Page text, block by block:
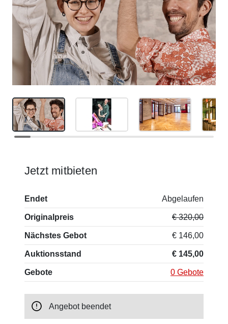
Jetzt mitbieten
Endet Abgelaufen
Originalpreis € 320,00
Nächstes Gebot € 146,00
Auktionsstand € 145,00
Gebote 0 Gebote
Angebot beendet